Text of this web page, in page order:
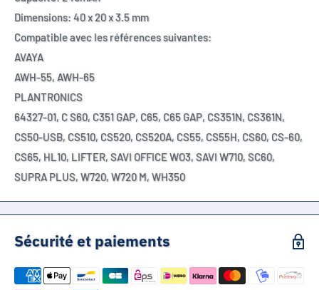
Dimensions: 40 x 20 x 3.5 mm
Compatible avec les références suivantes:
AVAYA
AWH-55, AWH-65
PLANTRONICS
64327-01, C S60, C351 GAP, C65, C65 GAP, CS351N, CS361N,
CS50-USB, CS510, CS520, CS520A, CS55, CS55H, CS60, CS-60,
CS65, HL10, LIFTER, SAVI OFFICE WO3, SAVI W710, SC60,
SUPRA PLUS, W720, W720 M, WH350
Sécurité et paiements